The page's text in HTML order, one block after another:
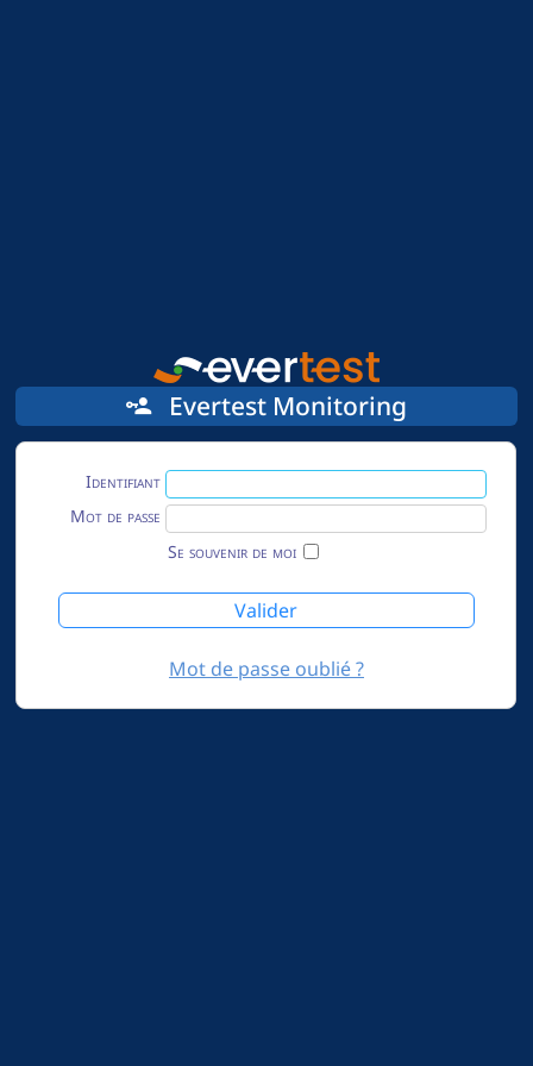
Evertest Monitoring
Identifiant
Mot de passe
Se souvenir de moi
Valider
Mot de passe oublié ?